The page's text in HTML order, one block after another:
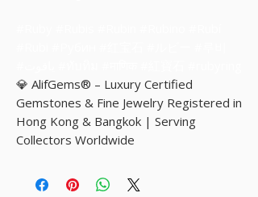
💎 AlifGems® – Luxury Certified
Gemstones & Fine Jewelry Registered in
Hong Kong & Bangkok | Serving
Collectors Worldwide